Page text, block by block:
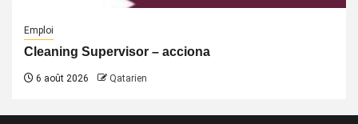
Emploi
Cleaning Supervisor – acciona
6 août 2026 Qatarien